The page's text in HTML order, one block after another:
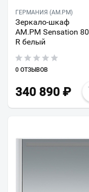
ГЕРМАНИЯ (AM.PM)
Зеркало-шкаф
AM.PM Sensation 80
R белый
0 ОТЗЫВОВ
340 890 ₽